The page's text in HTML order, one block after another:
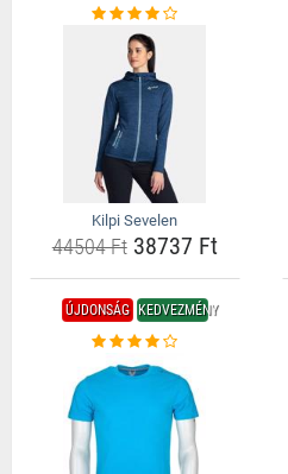
Kilpi Sevelen
44504 Ft38737 Ft
ÚJDONSÁG KEDVEZMÉNY